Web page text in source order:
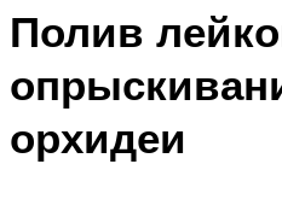
Полив
орхидеи